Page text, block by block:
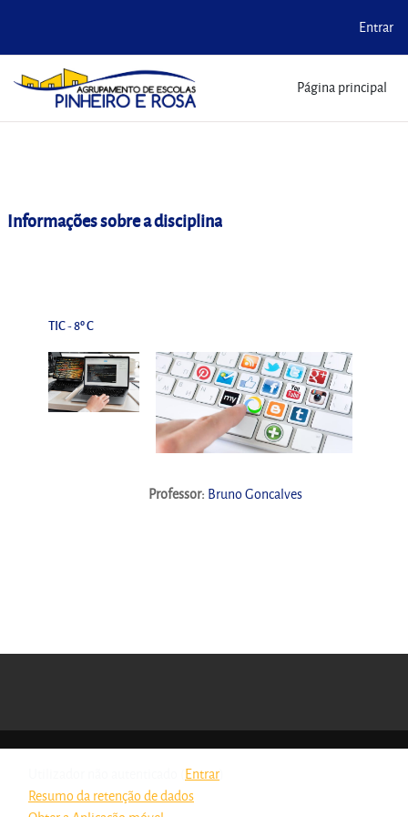
Ir para o conteúdo principal
Entrar
Página principal
Informações sobre a disciplina
TIC - 8º C
Professor: Bruno Goncalves
Entrar
Resumo da retenção de dados